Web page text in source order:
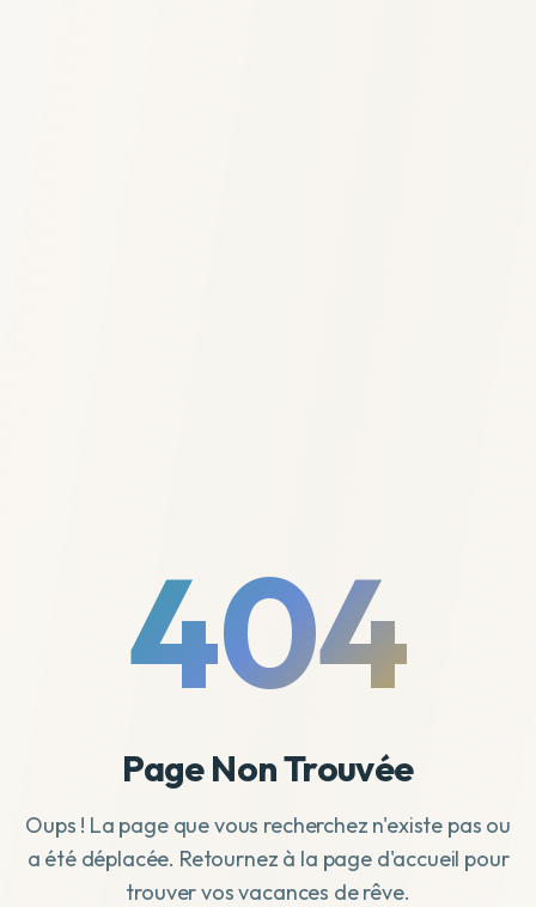
404
Page Non Trouvée
Oups ! La page que vous recherchez n'existe pas ou
a été déplacée. Retournez à la page d'accueil pour
trouver vos vacances de rêve.